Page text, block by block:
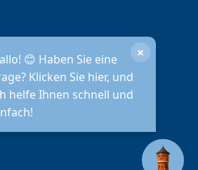
😊 Haben Sie eine
Klicken Sie hier, und
helfe Ihnen schnell und
×
ساعات
انقر لإخفاء
يفتح يوم الاثنين المقبل الساعة